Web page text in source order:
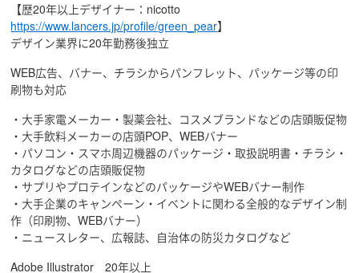
【歴20年以上デザイナー：nicotto
https://www.lancers.jp/profile/green_pear】
デザイン業界に20年勤務後独立
WEB広告、バナー、チラシからパンフレット、パッケージ等の印
刷物も対応
・大手家電メーカー・製薬会社、コスメブランドなどの店頭販促物
・大手飲料メーカーの店頭POP、WEBバナー
・パソコン・スマホ周辺機器のパッケージ・取扱説明書・チラシ・
カタログなどの店頭販促物
・サプリやプロテインなどのパッケージやWEBバナー制作
・大手企業のキャンペーン・イベントに関わる全般的なデザイン制
作（印刷物、WEBバナー）
・ニュースレター、広報誌、自治体の防災カタログなど
Adobe Illustrator 20年以上